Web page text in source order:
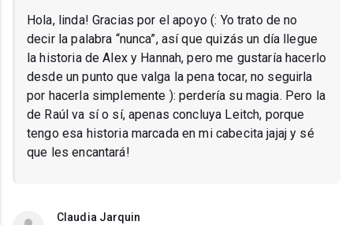
Hola, linda! Gracias por el apoyo (: Yo trato de no
decir la palabra “nunca”, así que quizás un día llegue
la historia de Alex y Hannah, pero me gustaría hacerlo
desde un punto que valga la pena tocar, no seguirla
por hacerla simplemente ): perdería su magia. Pero la
de Raúl va sí o sí, apenas concluya Leitch, porque
tengo esa historia marcada en mi cabecita jajaj y sé
que les encantará!
Claudia Jarquin